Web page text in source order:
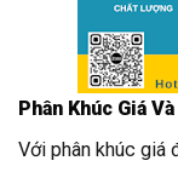
Phân Khúc Giá
Với phân khúc giá